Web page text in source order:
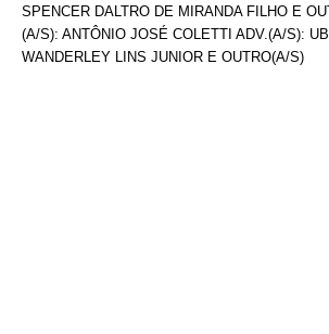
SPENCER DALTRO DE MIRANDA FILHO E
(A/S): ANTÔNIO JOSÉ COLETTI ADV.(A/S):
WANDERLEY LINS JUNIOR E OUTRO(A/S)